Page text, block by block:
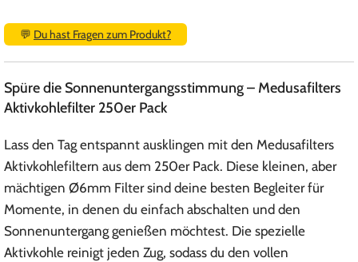
💬 Du hast Fragen zum Produkt?
Spüre die Sonnenuntergangsstimmung – Medusafilters
Aktivkohlefilter 250er Pack
Lass den Tag entspannt ausklingen mit den Medusafilters
Aktivkohlefiltern aus dem 250er Pack. Diese kleinen, aber
mächtigen Ø6mm Filter sind deine besten Begleiter für
Momente, in denen du einfach abschalten und den
Sonnenuntergang genießen möchtest. Die spezielle
Aktivkohle reinigt jeden Zug, sodass du den vollen